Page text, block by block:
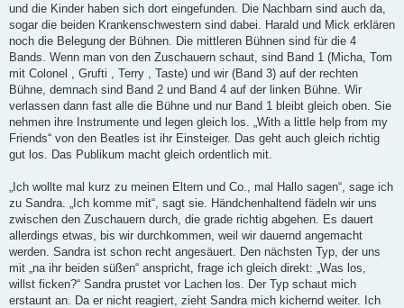
und die Kinder haben sich dort eingefunden. Die Nachbarn sind auch da,
sogar die beiden Krankenschwestern sind dabei. Harald und Mick erklären
noch die Belegung der Bühnen. Die mittleren Bühnen sind für die 4
Bands. Wenn man von den Zuschauern schaut, sind Band 1 (Micha, Tom
mit Colonel , Grufti , Terry , Taste) und wir (Band 3) auf der rechten
Bühne, demnach sind Band 2 und Band 4 auf der linken Bühne. Wir
verlassen dann fast alle die Bühne und nur Band 1 bleibt gleich oben. Sie
nehmen ihre Instrumente und legen gleich los. „With a little help from my
Friends“ von den Beatles ist ihr Einsteiger. Das geht auch gleich richtig
gut los. Das Publikum macht gleich ordentlich mit.
„Ich wollte mal kurz zu meinen Eltern und Co., mal Hallo sagen“, sage ich
zu Sandra. „Ich komme mit“, sagt sie. Händchenhaltend fädeln wir uns
zwischen den Zuschauern durch, die grade richtig abgehen. Es dauert
allerdings etwas, bis wir durchkommen, weil wir dauernd angemacht
werden. Sandra ist schon recht angesäuert. Den nächsten Typ, der uns
mit „na ihr beiden süßen“ anspricht, frage ich gleich direkt: „Was los,
willst ficken?“ Sandra prustet vor Lachen los. Der Typ schaut mich
erstaunt an. Da er nicht reagiert, zieht Sandra mich kichernd weiter. Ich